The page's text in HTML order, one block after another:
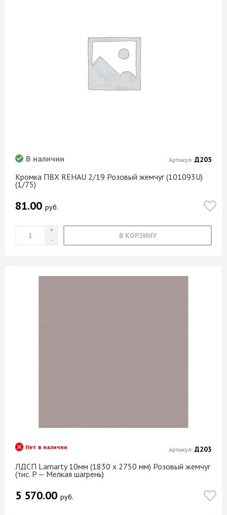
Кромка ПВХ REHAU 2/19 Розовый жемчуг (101093U)
(1/75)
В наличии
81.00 руб.
В КОРЗИНУ
Артикул: Д205
ЛДСП Lamarty 10мм (1830 х 2750 мм) Розовый жемчуг
(тис. P — Мелкая шагрень)
Нет в наличии
5 570.00 руб.
Артикул: Д203